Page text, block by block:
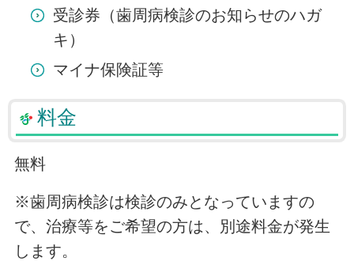
受診券（歯周病検診のお知らせのハガ
キ）
マイナ保険証等
料金
無料
※歯周病検診は検診のみとなっていますの
で、治療等をご希望の方は、別途料金が発生
します。